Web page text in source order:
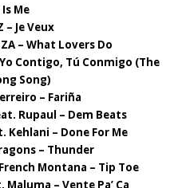
Me
– Je Veux
– What Lovers Do
Contigo, Tú Conmigo (The
Song)
– Fariña
Rupaul – Dem Beats
Kehlani – Done For Me
– Thunder
Montana – Tip Toe
– Vente Pa’ Ca